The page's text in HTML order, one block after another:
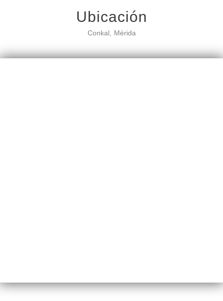
Ubicación
Conkal, Mérida